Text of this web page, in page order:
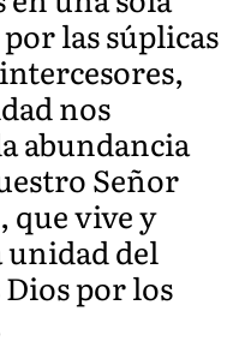
las súplicas
nos
abundancia
Señor
que vive y
del
por los